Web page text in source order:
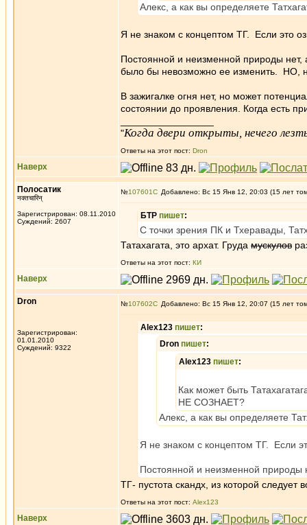
Алекс, а как вы определяете
Я не знаком с концептом ТГ. Если это
Постоянной и неизменной природы
было бы невозможно ее изменить. НО,
В зажигалке огня нет, но может
состоянии до проявления. Когда есть
"Когда двери открыты, нечего
Ответы на этот пост: Dron
Наверх
Полосатик
नक्तचारिन्
Зарегистрирован: 08.11.2010
Суждений: 2607
№107601 Добавлено: Вс 15 Янв 12, 20:03 (15 лет
БТР пишет:
С точки зрения ПК и Тхеравады,
Татахагата, это архат. Груда мускулов
Ответы на этот пост: КИ
Наверх
Dron
Зарегистрирован:
01.01.2010
Суждений: 9322
№107602 Добавлено: Вс 15 Янв 12, 20:07 (15 лет
Alex123 пишет:
Dron пишет:
Alex123 пишет:
Как может быть
НЕ СОЗНАЕТ?
Алекс, а как вы определяете
Я не знаком с концептом ТГ. Если
Постоянной и неизменной
ТГ- пустота скандх, из которой следует
Ответы на этот пост: Alex123
Наверх